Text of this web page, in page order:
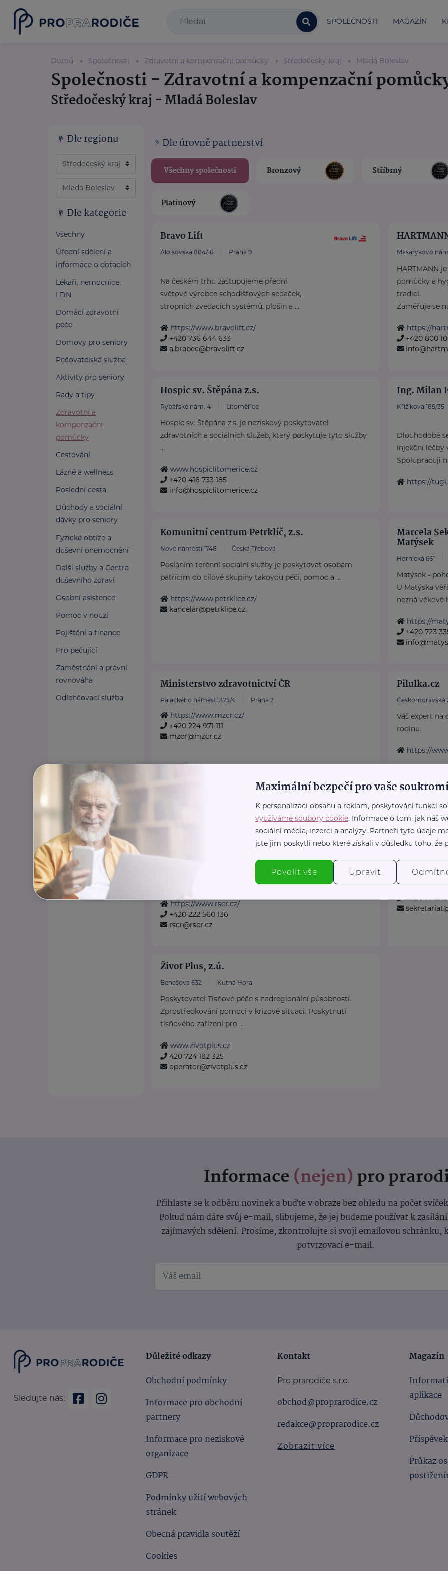
SPOLEČNOSTI MAGAZÍN
Domů Společnosti Zdravotní a kompenzační pomůcky Středočeský kraj Mladá Boleslav
Společnosti - Zdravotní a kompenzační
Středočeský kraj - Mladá Boleslav
Dle regionu
Dle kategorie
Všechny
Úřední sdělení a
informace o dotacích
Lékaři, nemocnice,
LDN
Domácí zdravotní
péče
Domovy pro seniory
Pečovatelská služba
Aktivity pro seniory
Rady a tipy
Zdravotní a
kompenzační
pomůcky
Cestování
Lázně a wellness
Poslední cesta
Důchody a sociální
dávky pro seniory
Fyzické obtíže a
duševní onemocnění
Další služby a Centra
duševního zdraví
Osobní asistence
Pomoc v nouzi
Pojištění a finance
Pro pečující
Zaměstnání a právní
rovnováha
Odlehčovací služba
Dle úrovně partnerství
Všechny společnosti Bronzový Stříbrný
Platinový
Bravo Lift
Aloisovská 884/16 Praha 9
Na českém trhu zastupujeme přední
světové výrobce schodišťových sedaček,
stropních zvedacích systémů, plošin a ...
https://www.bravolift.cz/
+420 736 644 633
a.brabec@bravolift.cz
Masarykovo
HARTMANN
pomůcky a
tradicí.
Zaměřuje se
https://
+420 800
Hospic sv. Štěpána z.s.
Rybářské nám. 4 Litoměřice
Hospic sv. Štěpána z.s. je neziskový poskytovatel
zdravotních a sociálních služeb, který poskytuje tyto služby
...
www.hospiclitomerice.cz
+420 416 733 185
info@hospiclitomerice.cz
Ing. Milan
Křižíkova 185/35
Dlouhodobě
injekční léčby
Spolupracuji
https://
Komunitní centrum Petrklíč, z.s.
Nové náměstí 1746 Česká Třebová
Posláním terénní sociální služby je poskytovat osobám
patřícím do cílové skupiny takovou péči, pomoc a ...
https://www.petrklice.cz/
kancelar@petrklice.cz
Marcela
Matýsek
Hornická 661
Matýsek -
U Matýska
nezná věkové
https://
+420 723
Ministerstvo zdravotnictví ČR
Palackého náměstí 375/4 Praha 2
https://www.mzcr.cz/
+420 224 971 111
mzcr@mzcr.cz
Pilulka.cz
Českomoravská
Váš expert na
rodinu.
https://
Praha 1
Poskytujeme bezplatné sociálně-právní
Vydáváme časopis Doba seniorů.
Akreditované poradny RS ...
https://www.rscr.cz/
+420 222 560 136
rscr@rscr.cz
Spokojený
Na Návsi 44
Staráte se o
https://
+420 774
Život Plus, z.ú.
Benešova 632 Kutná Hora
Poskytovatel Tísňové péče s nadregionální působností.
Zprostředkování pomoci v krizové situaci. Poskytnutí
tísňového zařízení pro ...
www.zivotplus.cz
420 724 182 325
operator@zivotplus.cz
Informace (nejen)pro
Přihlaste se k odběru novinek a buďte v obraze bez ohledu na počet
Pokud nám dáte svůj e-mail, slibujeme, že jej budeme používat k
zajímavých sdělení. Prosíme, zkontrolujte si svoji emailovou schránku,
potvrzovací e-mail.
Sledujte nás:
Důležité odkazy
Obchodní podmínky
Informace pro obchodní
partnery
Informace pro neziskové
organizace
GDPR
Podmínky užití webových
stránek
Obecná pravidla soutěží
Cookies
Kontakt
Pro prarodiče s.r.o.
obchod@proprarodice.cz
redakce@proprarodice.cz
Zobrazit více
Magazín
aplikace
Průkaz
Maximální bezpečí pro vaše
K personalizaci obsahu a reklam, poskytování funkcí
využíváme soubory cookie. Informace o tom, jak náš
sociální média, inzerci a analýzy. Partneři tyto údaje
jste jim poskytli nebo které získali v důsledku toho, že
Povolit vše Upravit